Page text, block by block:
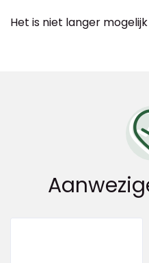
Het is niet langer